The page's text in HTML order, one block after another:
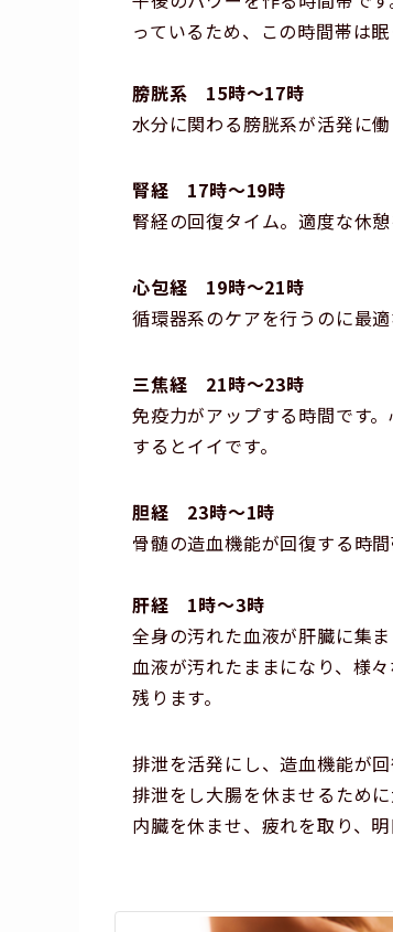
っているため、この時間帯は眠
膀胱系 15時～17時
水分に関わる膀胱系が活発に
腎経 17時～19時
腎経の回復タイム。適度な休
心包経 19時～21時
循環器系のケアを行うのに最
三焦経 21時～23時
免疫力がアップする時間です
するとイイです。
胆経 23時～1時
骨髄の造血機能が回復する時
肝経 1時～3時
全身の汚れた血液が肝臓に集
血液が汚れたままになり、様
残ります。
排泄を活発にし、造血機能が
排泄をし大腸を休ませるために
内臓を休ませ、疲れを取り、